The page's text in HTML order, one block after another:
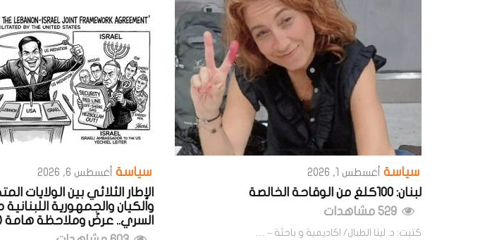
سياسة أغسطس 6, 2026
الإطار الثلاثي بين الولايات
والكيان والجمهورية
السري.. عرضٌ وملاحظة هامة
سياسة أغسطس 1, 2026
لبنان: 100كلغ من الوقاحة الخالصة
كتبت: د. لينا الطبال/ اكاديمية و باحثة – …